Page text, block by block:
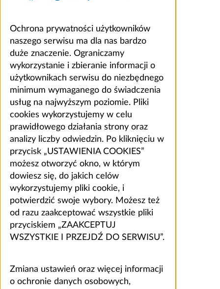
Ochrona prywatności użytkowników
naszego serwisu ma dla nas bardzo
duże znaczenie. Ograniczamy
wykorzystanie i zbieranie informacji o
użytkownikach serwisu do niezbędnego
minimum wymaganego do świadczenia
usług na najwyższym poziomie. Pliki
cookies wykorzystujemy w celu
prawidłowego działania strony oraz
analizy liczby odwiedzin. Po kliknięciu w
przycisk „USTAWIENIA COOKIES”
możesz otworzyć okno, w którym
dowiesz się, do jakich celów
wykorzystujemy pliki cookie, i
potwierdzić swoje wybory. Możesz też
od razu zaakceptować wszystkie pliki
przyciskiem „ZAAKCEPTUJ
WSZYSTKIE I PRZEJDŹ DO SERWISU”.
Zmiana ustawień oraz więcej informacji
o ochronie danych osobowych,